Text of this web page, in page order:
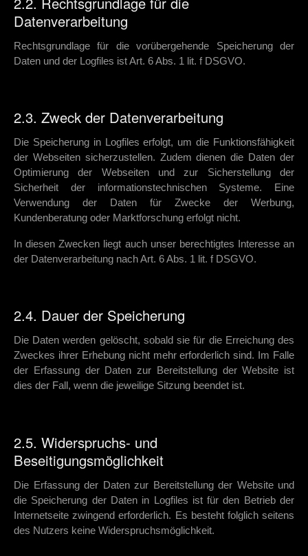
Datenverarbeitung
Rechtsgrundlage für die vorübergehende Speicherung der
Daten und der Logfiles ist Art. 6 Abs. 1 lit. f DSGVO.
2.3. Zweck der Datenverarbeitung
Die Speicherung in Logfiles erfolgt, um die Funktionsfähigkeit
der Webseiten sicherzustellen. Zudem dienen die Daten der
Optimierung der Webseiten und zur Sicherstellung der
Sicherheit der informationstechnischen Systeme. Eine
Verwendung der Daten für Zwecke der Werbung,
Kundenberatung oder Marktforschung erfolgt nicht.
In diesen Zwecken liegt auch unser berechtigtes Interesse an
der Datenverarbeitung nach Art. 6 Abs. 1 lit. f DSGVO.
2.4. Dauer der Speicherung
Die Daten werden gelöscht, sobald sie für die Erreichung des
Zweckes ihrer Erhebung nicht mehr erforderlich sind. Im Falle
der Erfassung der Daten zur Bereitstellung der Website ist
dies der Fall, wenn die jeweilige Sitzung beendet ist.
2.5. Widerspruchs- und
Beseitigungsmöglichkeit
Die Erfassung der Daten zur Bereitstellung der Website und
die Speicherung der Daten in Logfiles ist für den Betrieb der
Internetseite zwingend erforderlich. Es besteht folglich seitens
des Nutzers keine Widerspruchsmöglichkeit.